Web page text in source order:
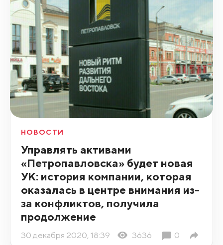
НОВОСТИ
Управлять активами
«Петропавловска» будет новая
УК: история компании, которая
оказалась в центре внимания из-
за конфликтов, получила
продолжение
30 декабря 2020, 18:39 3636 0